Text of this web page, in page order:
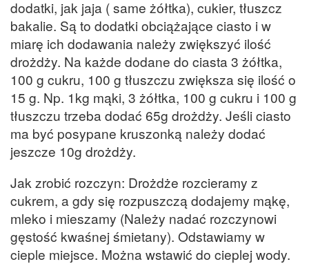
dodatki, jak jaja ( same żółtka), cukier, tłuszcz
bakalie. Są to dodatki obciążające ciasto i w
miarę ich dodawania należy zwiększyć ilość
drożdży. Na każde dodane do ciasta 3 żółtka,
100 g cukru, 100 g tłuszczu zwiększa się ilość o
15 g. Np. 1kg mąki, 3 żółtka, 100 g cukru i 100 g
tłuszczu trzeba dodać 65g drożdży. Jeśli ciasto
ma być posypane kruszonką należy dodać
jeszcze 10g drożdży.
Jak zrobić rozczyn: Drożdże rozcieramy z
cukrem, a gdy się rozpuszczą dodajemy mąkę,
mleko i mieszamy (Należy nadać rozczynowi
gęstość kwaśnej śmietany). Odstawiamy w
cieple miejsce. Można wstawić do cieplej wody.